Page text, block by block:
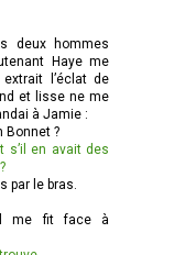
deux hommes
Haye me
l’éclat de
et lisse ne me
à Jamie :
Bonnet ?
s’il en avait des
par le bras.
me fit face à